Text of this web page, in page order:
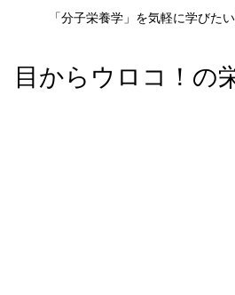
「分子栄養学」を気軽に学びた
目からウロコ！の